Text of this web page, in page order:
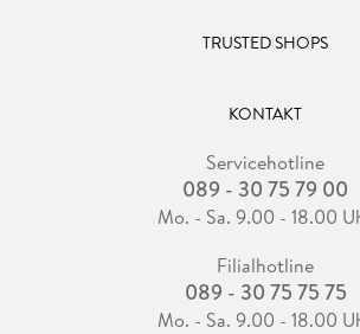
TRUSTED SHOPS
KONTAKT
Servicehotline
089 - 30 75 79 00
Mo. - Sa. 9.00 - 18.00
Filialhotline
089 - 30 75 75 75
Mo. - Sa. 9.00 - 18.00